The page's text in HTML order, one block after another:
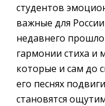
студентов
важные для
недавнего
гармонии стиха и
которые и сам до
его песнях
становятся